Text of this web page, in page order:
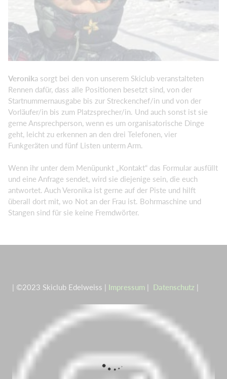
Veronika sorgt bei den von unserem Skiclub veranstalteten
Rennen dafür, dass alle Positionen besetzt sind, von der
Startnummernausgabe bis zur Streckenchef/in und von der
Vorläufer/in bis zum Platzsprecher/in. Und auch sonst ist sie
gerne Ansprechperson, wenn es um organisatorische Dinge
geht, leicht zu erkennen an den drei Telefonen, vier
Funkgeräten und fünf Listen unterm Arm.
Wenn ihr unter dem Menüpunkt „Kontakt“ das Formular ausfüllt
und eine Anfrage sendet, wird sie diejenige sein, die euch
antwortet. Auch Veronika ist gerne auf der Piste und hilft
überall dort mit, wo Not an der Frau ist. Bohrmaschine und
Stangen sind für sie keine Fremdwörter.
| ©2023 Skiclub Edelweiss | Impressum | Datenschutz |